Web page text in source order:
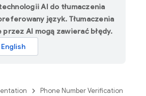
AI do tłumaczenia
język. Tłumaczenia
AI mogą zawierać błędy.
Phone Number Verification